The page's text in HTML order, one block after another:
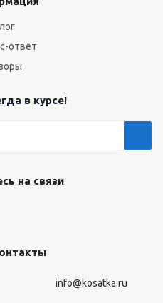
ответ
в курсе!
на связи
info@kosatka.ru